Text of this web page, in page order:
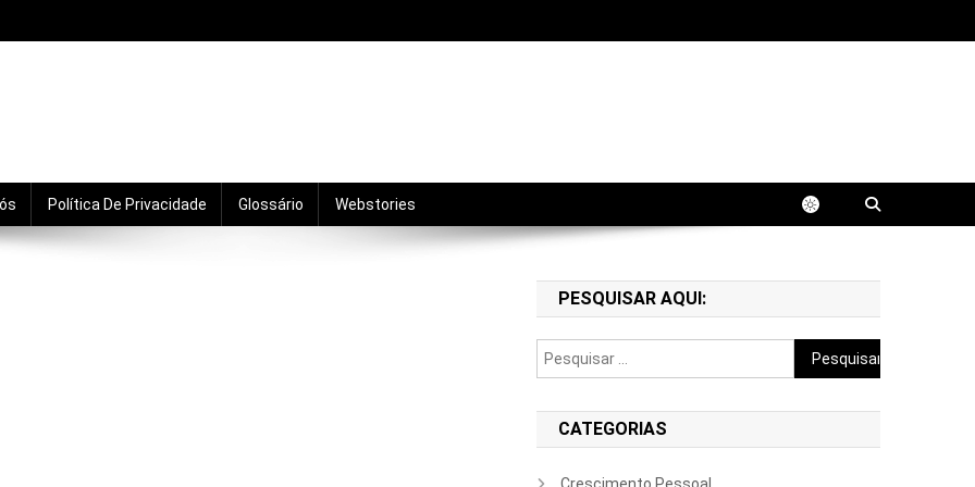
Política De Privacidade Glossário Webstories
PESQUISAR AQUI:
Pesquisar
por:
CATEGORIAS